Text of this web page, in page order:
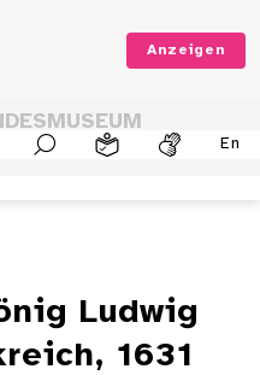
Anzeigen
En
Ludwig
1631